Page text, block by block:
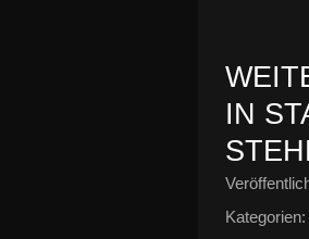
IN
Kategorien: